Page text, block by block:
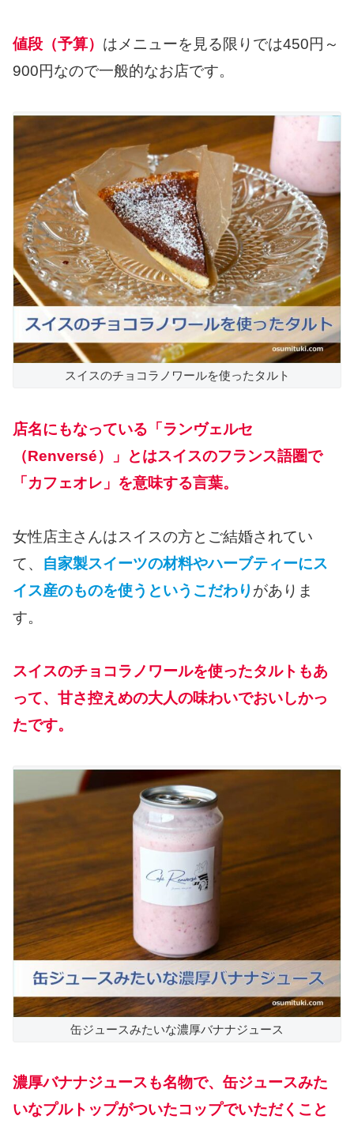
値段（予算） はメニューを見る限りでは450円～
900円なので一般的なお店です。
スイスのチョコラノワールを使ったタルト
店名にもなっている「ランヴェルセ
（Renversé）」とはスイスのフランス語圏で
「カフェオレ」を意味する言葉。
女性店主さんはスイスの方とご結婚されてい
て、 自家製スイーツの材料やハーブティーにス
イス産のものを使うというこだわり がありま
す。
スイスのチョコラノワールを使ったタルトもあ
って、甘さ控えめの大人の味わいでおいしかっ
たです。
缶ジュースみたいな濃厚バナナジュース
濃厚バナナジュースも名物で、缶ジュースみた
いなプルトップがついたコップでいただくこと